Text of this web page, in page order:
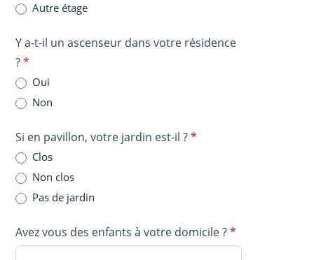
Autre étage
Y a-t-il un ascenseur dans votre résidence
?*
Oui
Non
Si en pavillon, votre jardin est-il ?*
Clos
Non clos
Pas de jardin
Avez vous des enfants à votre domicile ?*